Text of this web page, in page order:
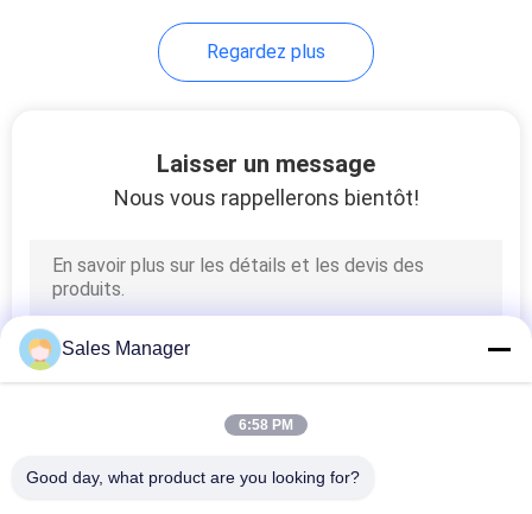
Regardez plus
Laisser un message
Nous vous rappellerons bientôt!
Sales Manager
6:58 PM
Good day, what product are you looking for?